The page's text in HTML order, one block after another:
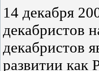
14 декабря
декабристов
декабристов
развитии как